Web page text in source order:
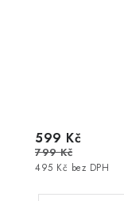
495 Kč bez DPH
599 Kč
799 Kč